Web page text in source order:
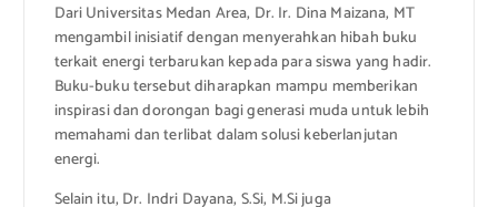
Dari Universitas Medan Area, Dr. Ir. Dina Maizana, MT
mengambil inisiatif dengan menyerahkan hibah buku
terkait energi terbarukan kepada para siswa yang hadir.
Buku-buku tersebut diharapkan mampu memberikan
inspirasi dan dorongan bagi generasi muda untuk lebih
memahami dan terlibat dalam solusi keberlanjutan
energi.
Selain itu, Dr. Indri Dayana, S.Si, M.Si juga